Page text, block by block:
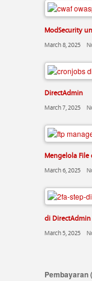
ModSecurity
March 8, 2025
DirectAdmin
March 7, 2025
Mengelola File
March 6, 2025
di DirectAdmin
March 5, 2025
Pembayaran